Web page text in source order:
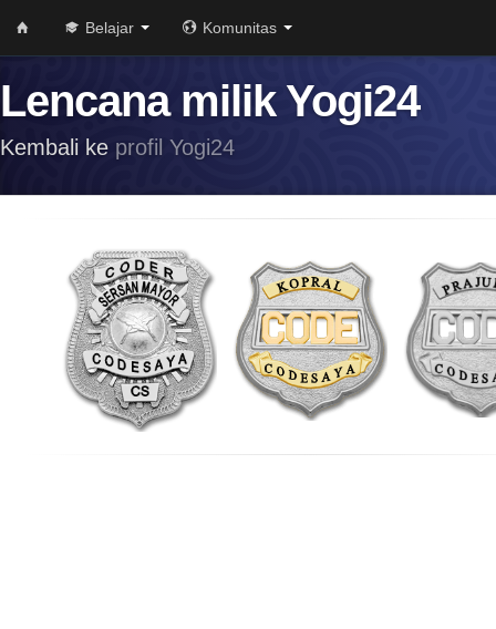
Belajar Komunitas
Lencana milik Yogi24
Kembali ke profil Yogi24